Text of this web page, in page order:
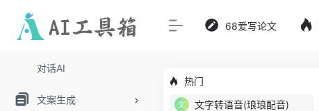
对话AI
文案生成
68爱写论文
热门
文字转语音(琅琅配音)